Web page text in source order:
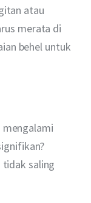
atau
merata di
behel untuk
mengalami
tidak saling